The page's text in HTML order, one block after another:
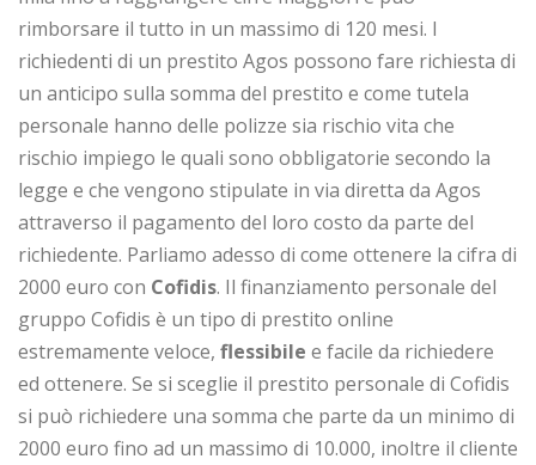
rimborsare il tutto in un massimo di 120 mesi. I
richiedenti di un prestito Agos possono fare richiesta di
un anticipo sulla somma del prestito e come tutela
personale hanno delle polizze sia rischio vita che
rischio impiego le quali sono obbligatorie secondo la
legge e che vengono stipulate in via diretta da Agos
attraverso il pagamento del loro costo da parte del
richiedente. Parliamo adesso di come ottenere la cifra di
2000 euro con Cofidis. Il finanziamento personale del
gruppo Cofidis è un tipo di prestito online
estremamente veloce, flessibile e facile da richiedere
ed ottenere. Se si sceglie il prestito personale di Cofidis
si può richiedere una somma che parte da un minimo di
2000 euro fino ad un massimo di 10.000, inoltre il cliente